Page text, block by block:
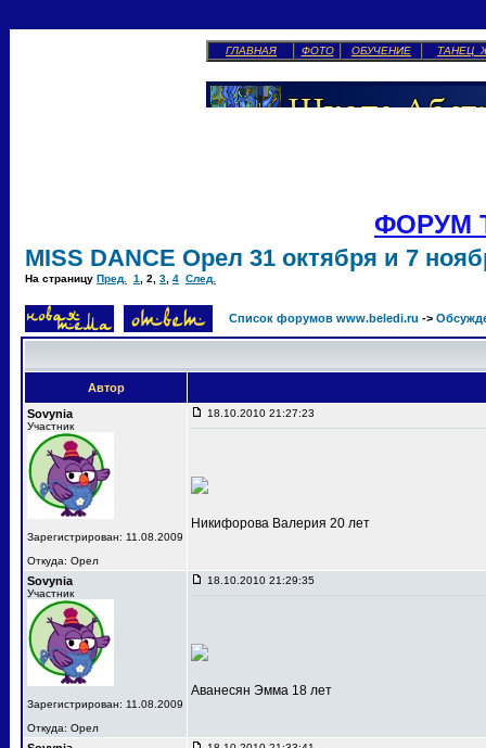
ГЛАВНАЯ ФОТО ОБУЧЕНИЕ ТАНЕЦ
ФОРУМ
MISS DANCE Орел 31 октября и 7
На страницу Пред. 1 2 3 4 След.
Список форумов www.beledi.ru ->
Автор
Sovynia
Участник
Зарегистрирован: 11.08.2009
Откуда: Орел
18.10.2010 21:27:23
Никифорова Валерия 20 лет
Sovynia
Участник
Зарегистрирован: 11.08.2009
Откуда: Орел
18.10.2010 21:29:35
Аванесян Эмма 18 лет